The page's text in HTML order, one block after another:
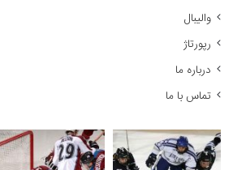
والیبال
رپورتاژ
درباره ما
تماس با ما